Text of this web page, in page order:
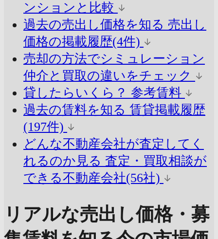
ンションと比較
過去の売出し価格を知る 売出し
価格の掲載履歴(4件)
売却の方法でシミュレーション
仲介と買取の違いをチェック
貸したらいくら？ 参考賃料
過去の賃料を知る 賃貸掲載履歴
(197件)
どんな不動産会社が査定してく
れるのか見る 査定・買取相談が
できる不動産会社(56社)
リアルな売出し価格・募